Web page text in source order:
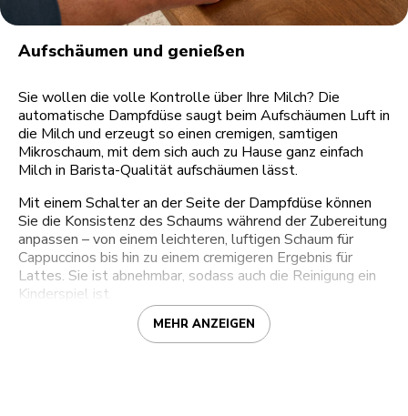
Aufschäumen und genießen
Sie wollen die volle Kontrolle über Ihre Milch? Die
automatische Dampfdüse saugt beim Aufschäumen Luft in
die Milch und erzeugt so einen cremigen, samtigen
Mikroschaum, mit dem sich auch zu Hause ganz einfach
Milch in Barista-Qualität aufschäumen lässt.
Mit einem Schalter an der Seite der Dampfdüse können
Sie die Konsistenz des Schaums während der Zubereitung
anpassen – von einem leichteren, luftigen Schaum für
Cappuccinos bis hin zu einem cremigeren Ergebnis für
Lattes. Sie ist abnehmbar, sodass auch die Reinigung ein
Kinderspiel ist.
MEHR ANZEIGEN